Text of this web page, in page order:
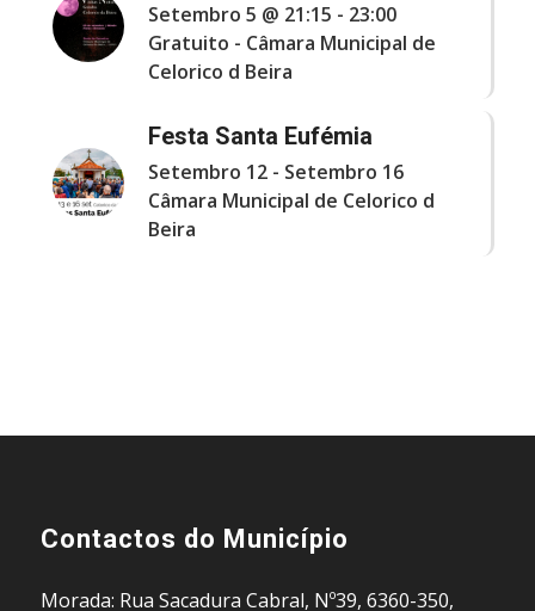
Setembro 5 @ 21:15 - 23:00
Gratuito - Câmara Municipal de
Celorico d Beira
Festa Santa Eufémia
Setembro 12- Setembro 16
Câmara Municipal de Celorico d
Beira
Contactos do Município
Morada: Rua Sacadura Cabral, Nº39, 6360-350,